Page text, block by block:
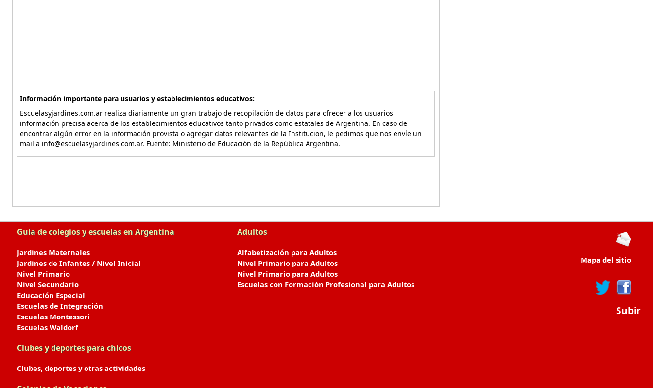
Información importante para usuarios y establecimientos educativos:
Escuelasyjardines.com.ar realiza diariamente un gran trabajo de recopilación de datos para ofrecer a los usuarios
información precisa acerca de los establecimientos educativos tanto privados como estatales de Argentina. En caso de
encontrar algún error en la información provista o agregar datos relevantes de la Institucion, le pedimos que nos envíe un
mail a info@escuelasyjardines.com.ar. Fuente: Ministerio de Educación de la República Argentina.
Guia de colegios y escuelas en Argentina
Jardines Maternales
Jardines de Infantes / Nivel Inicial
Nivel Primario
Nivel Secundario
Educación Especial
Escuelas de Integración
Escuelas Montessori
Escuelas Waldorf
Clubes y deportes para chicos
Clubes, deportes y otras actividades
Adultos
Alfabetización para Adultos
Nivel Primario para Adultos
Nivel Primario para Adultos
Escuelas con Formación Profesional para Adultos
Mapa del sitio
Subir